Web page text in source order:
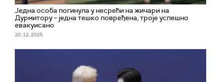
Једна особа погинула у несрећи на жичари на
Дурмитору – једна тешко повређена, троје успешно
евакуисано
20. 12. 2025.